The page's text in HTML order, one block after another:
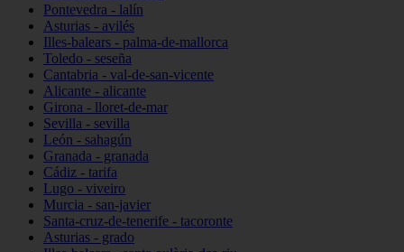
Pontevedra - lalín
Asturias - avilés
Illes-balears - palma-de-mallorca
Toledo - seseña
Cantabria - val-de-san-vicente
Alicante - alicante
Girona - lloret-de-mar
Sevilla - sevilla
León - sahagún
Granada - granada
Cádiz - tarifa
Lugo - viveiro
Murcia - san-javier
Santa-cruz-de-tenerife - tacoronte
Asturias - grado